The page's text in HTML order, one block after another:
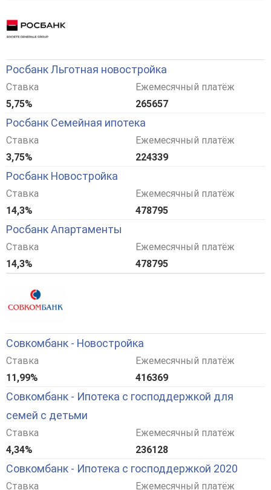
Росбанк Льготная новостройка
Ставка
5,75%
Ежемесячный платёж
265657
Росбанк Семейная ипотека
Ставка
3,75%
Ежемесячный платёж
224339
Росбанк Новостройка
Ставка
14,3%
Ежемесячный платёж
478795
Росбанк Апартаменты
Ставка
14,3%
Ежемесячный платёж
478795
Совкомбанк - Новостройка
Ставка
11,99%
Ежемесячный платёж
416369
Совкомбанк - Ипотека с господдержкой для
семей с детьми
Ставка
4,34%
Ежемесячный платёж
236128
Совкомбанк - Ипотека с господдержкой 2020
Ставка Ежемесячный платёж